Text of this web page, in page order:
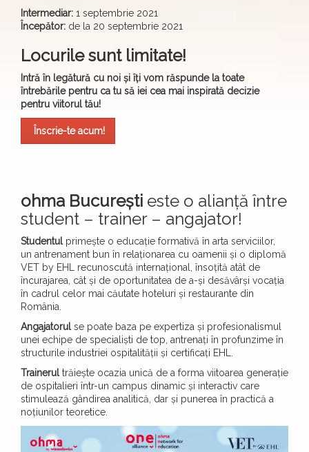
Intermediar: 1 septembrie 2021
Începător: de la 20 septembrie 2021
Locurile sunt limitate!
Intră în legătură cu noi și îți vom răspunde la toate
întrebările pentru ca tu să iei cea mai inspirată decizie
pentru viitorul tău!
Înscrie-te acum!
ohma București este o alianță între
student – trainer – angajator!
Studentulprimește o educație formativă în arta serviciilor,
un antrenament bun în relaționarea cu oamenii și o diplomă
VET by EHL recunoscută internațional, însoțită atât de
încurajarea, cât și de oportunitatea de a-și desăvârși vocația
în cadrul celor mai căutate hoteluri și restaurante din
România.
Angajatorulse poate baza pe expertiza și profesionalismul
unei echipe de specialiști de top, antrenați în profunzime în
structurile industriei ospitalității și certificați EHL.
Trainerultrăiește ocazia unică de a forma viitoarea generație
de ospitalieri într-un campus dinamic și interactiv care
stimulează gândirea analitică, dar și punerea în practică a
noțiunilor teoretice.